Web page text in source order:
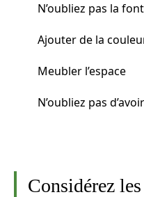
N’oubliez pas la
Ajouter de la
Meubler l’espace
N’oubliez pas
Considérez